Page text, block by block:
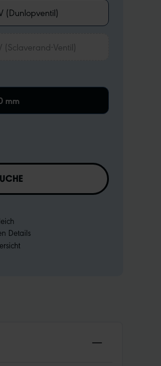
(Dunlopventil)
(Sclaverand-Ventil)
mm
Details